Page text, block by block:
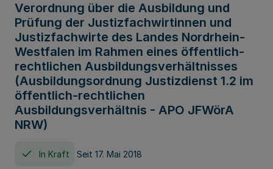
Verordnung über die Ausbildung und
Prüfung der Justizfachwirtinnen und
Justizfachwirte des Landes Nordrhein-
Westfalen im Rahmen eines öffentlich-
rechtlichen Ausbildungsverhältnisses
(Ausbildungsordnung Justizdienst 1.2 im
öffentlich-rechtlichen
Ausbildungsverhältnis - APO JFWörA
NRW)
In Kraft Seit 17. Mai 2018